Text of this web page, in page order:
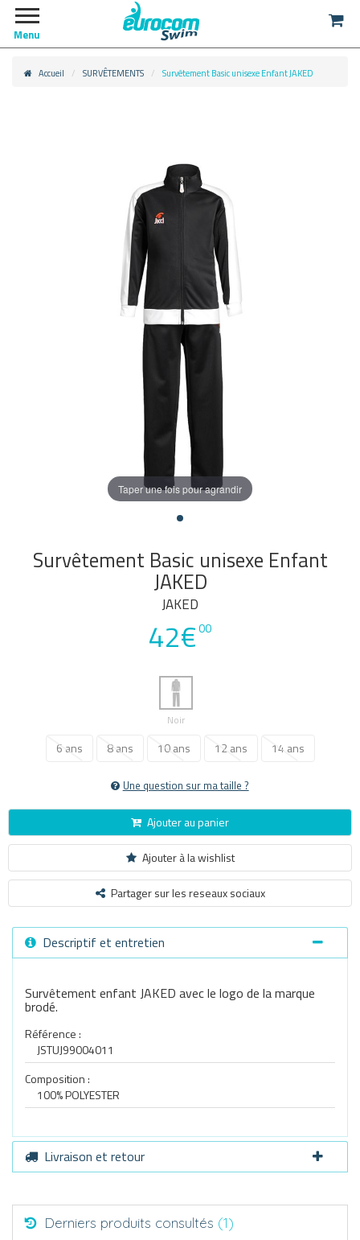
Menu
Accueil SURVÊTEMENTS Survêtement Basic unisexe Enfant JAKED
Taper une fois pour agrandir
Survêtement Basic unisexe Enfant
JAKED
JAKED
42€00
Noir
6 ans 8 ans 10 ans 12 ans 14 ans
Une question sur ma taille ?
Ajouter au panier
Ajouter à la wishlist
Partager sur les reseaux sociaux
Descriptif et entretien
Survêtement enfant JAKED avec le logo de la marque
brodé.
Référence :
JSTUJ99004011
Composition :
100% POLYESTER
Livraison et retour
Derniers produits consultés (1)